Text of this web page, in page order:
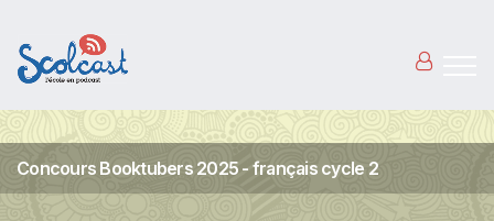
Concours Booktubers 2025 - français cycle 2